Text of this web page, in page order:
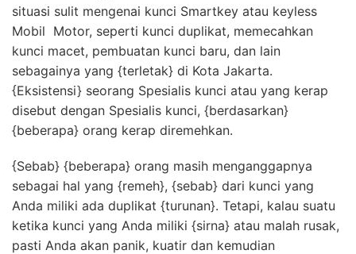
situasi sulit mengenai kunci Smartkey atau keyless
Mobil Motor, seperti kunci duplikat, memecahkan
kunci macet, pembuatan kunci baru, dan lain
sebagainya yang {terletak} di Kota Jakarta.
{Eksistensi} seorang Spesialis kunci atau yang kerap
disebut dengan Spesialis kunci, {berdasarkan}
{beberapa} orang kerap diremehkan.
{Sebab} {beberapa} orang masih menganggapnya
sebagai hal yang {remeh}, {sebab} dari kunci yang
Anda miliki ada duplikat {turunan}. Tetapi, kalau suatu
ketika kunci yang Anda miliki {sirna} atau malah rusak,
pasti Anda akan panik, kuatir dan kemudian